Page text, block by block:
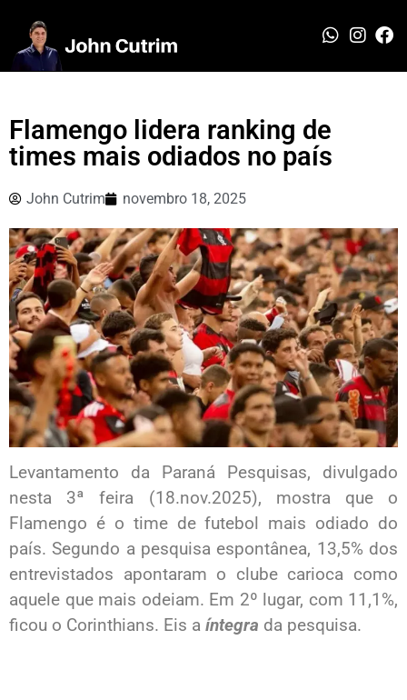
Flamengo lidera ranking de
times mais odiados no país
John Cutrim novembro 18, 2025
Levantamento da Paraná Pesquisas, divulgado
nesta 3ª feira (18.nov.2025), mostra que o
Flamengo é o time de futebol mais odiado do
país. Segundo a pesquisa espontânea, 13,5% dos
entrevistados apontaram o clube carioca como
aquele que mais odeiam. Em 2º lugar, com 11,1%,
ficou o Corinthians. Eis a íntegra da pesquisa.